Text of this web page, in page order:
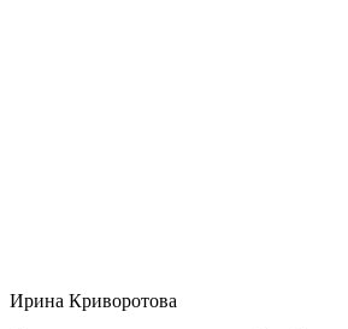
Ирина Криворотова